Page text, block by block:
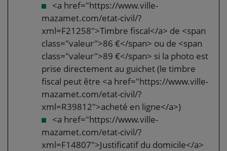
<a href="https://www.ville-
mazamet.com/etat-civil/?
xml=F21258">Timbre fiscal</a> de <span
class="valeur">86 €</span> ou de <span
class="valeur">89 €</span> si la photo est
prise directement au guichet (le timbre
fiscal peut être <a href="https://www.ville-
mazamet.com/etat-civil/?
xml=R39812">acheté en ligne</a>)
<a href="https://www.ville-
mazamet.com/etat-civil/?
xml=F14807">Justificatif du domicile</a>